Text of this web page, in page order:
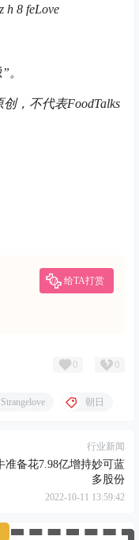
h 8 feLove
。
，不代表FoodTalks
给TA打赏
0 0
Strangelove 朝日
行业新闻
准备花7.98亿增持妙可蓝
多股份
2022-10-11 13:59:42